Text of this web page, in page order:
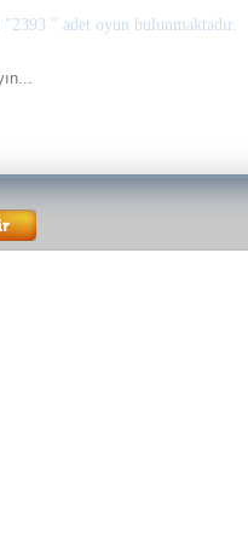
"2393 " adet oyun bulunmaktadır.